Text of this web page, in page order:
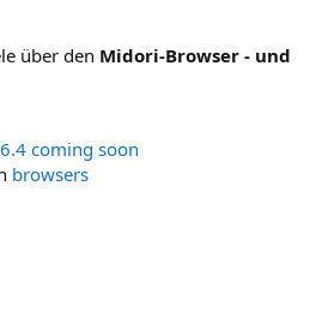
über den Midori-Browser - und
coming soon
browsers